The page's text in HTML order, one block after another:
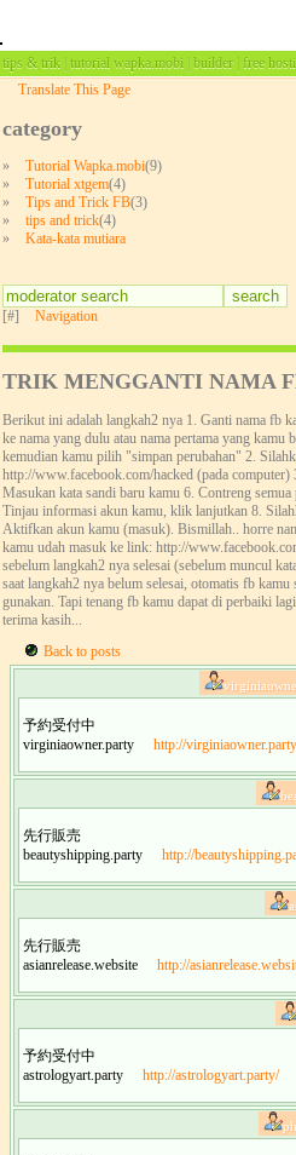
tips & trik | tutorial wapka.mobi | builder | free
Translate This Page
category
» Tutorial Wapka.mobi(9)
»
Tutorial xtgem(4)
»
Tips and Trick FB(3)
»
tips and trick(4)
»
Kata-kata mutiara
[#] Navigation
TRIK MENGGANTI NAMA
Berikut ini adalah langkah2 nya 1. Ganti nama fb
ke nama yang dulu atau nama pertama yang kamu
kemudian kamu pilih "simpan perubahan" 2.
http://www.facebook.com/hacked (pada
Masukan kata sandi baru kamu 6. Contreng
Tinjau informasi akun kamu, klik lanjutkan 8.
Aktifkan akun kamu (masuk). Bismillah.. horre
kamu udah masuk ke link: http://
sebelum langkah2 nya selesai (sebelum muncul
saat langkah2 nya belum selesai, otomatis fb kamu
gunakan. Tapi tenang fb kamu dapat di perbaiki
terima kasih...
Back to posts
予約受付中
virginiaowner.party
http://
先行販売
beautyshipping.party
http://
先行販売
asianrelease.website
http://
予約受付中
astrologyart.party
http://astrologyart.party/